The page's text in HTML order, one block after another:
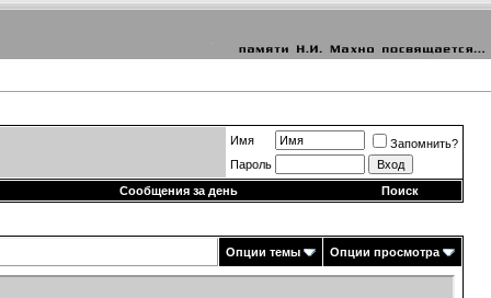
Имя
Запомнить?
Пароль
Сообщения за день
Поиск
Опции темы Опции просмотра